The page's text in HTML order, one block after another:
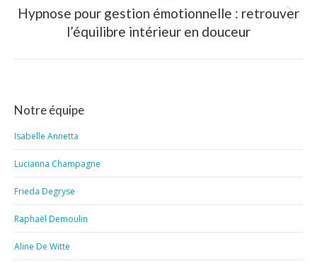
Article
suivant
Hypnose pour gestion émotionnelle : retrouver
l’équilibre intérieur en douceur
Notre équipe
Isabelle Annetta
Lucianna Champagne
Frieda Degryse
Raphaël Demoulin
Aline De Witte